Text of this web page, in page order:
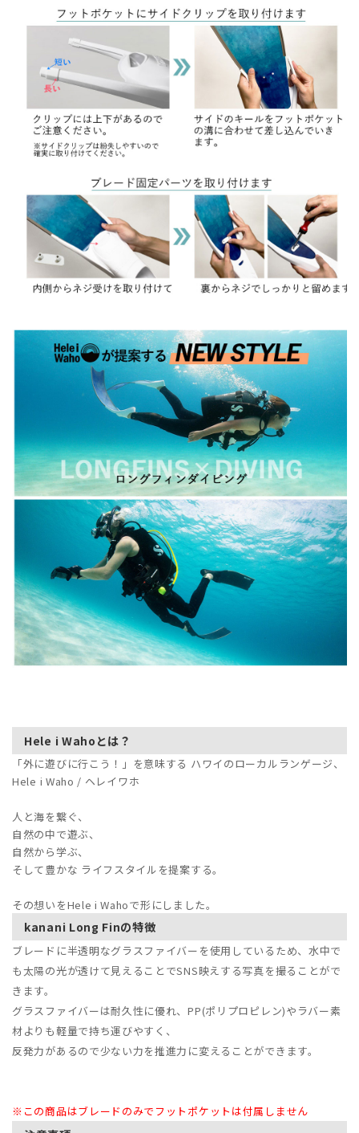
Hele i Wahoとは？
「外に遊びに行こう！」を意味する ハワイのローカルランゲージ、
Hele i Waho / ヘレイワホ
人と海を繋ぐ、
自然の中で遊ぶ、
自然から学ぶ、
そして豊かな ライフスタイルを提案する。
その想いをHele i Wahoで形にしました。
kanani Long Finの特徴
ブレードに半透明なグラスファイバーを使用しているため、水中で
も太陽の光が透けて見えることでSNS映えする写真を撮ることがで
きます。
グラスファイバーは耐久性に優れ、PP(ポリプロピレン)やラバー素
材よりも軽量で持ち運びやすく、
反発力があるので少ない力を推進力に変えることができます。
※この商品はブレードのみでフットポケットは付属しません